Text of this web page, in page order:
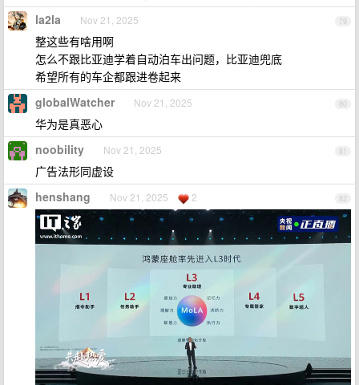
79
la2la Nov 21, 2025
整这些有啥用啊
怎么不跟比亚迪学着自动泊车出问题，比亚迪兜底
希望所有的车企都跟进卷起来
80
globalWatcher Nov 21, 2025
华为是真恶心
81
noobility Nov 21, 2025
广告法形同虚设
82
henshang Nov 21, 2025 2